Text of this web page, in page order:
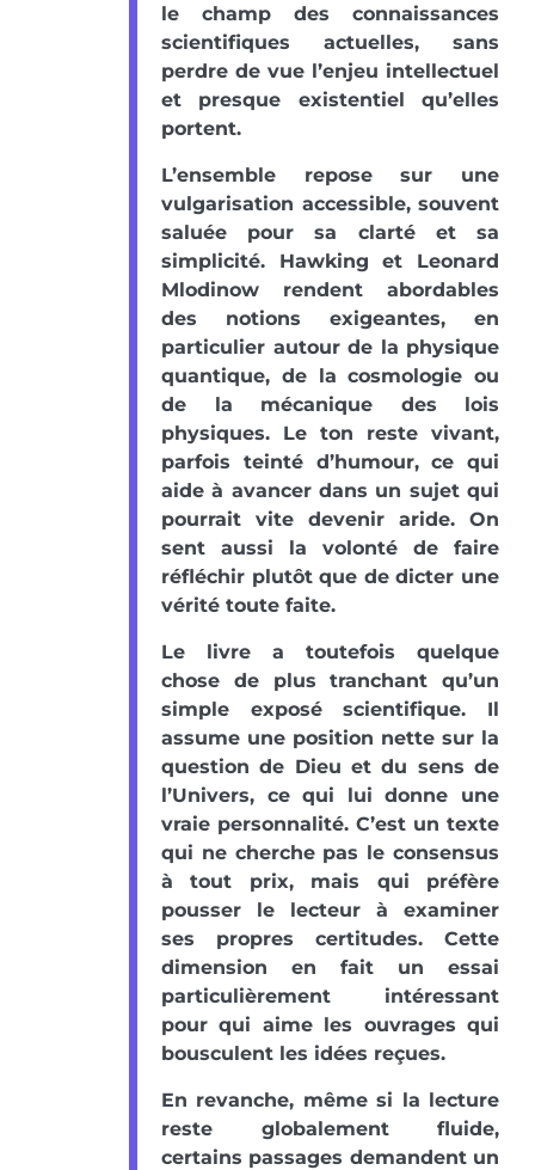
le champ des connaissances
scientifiques actuelles, sans
perdre de vue l’enjeu intellectuel
et presque existentiel qu’elles
portent.
L’ensemble repose sur une
vulgarisation accessible, souvent
saluée pour sa clarté et sa
simplicité. Hawking et Leonard
Mlodinow rendent abordables
des notions exigeantes, en
particulier autour de la physique
quantique, de la cosmologie ou
de la mécanique des lois
physiques. Le ton reste vivant,
parfois teinté d’humour, ce qui
aide à avancer dans un sujet qui
pourrait vite devenir aride. On
sent aussi la volonté de faire
réfléchir plutôt que de dicter une
vérité toute faite.
Le livre a toutefois quelque
chose de plus tranchant qu’un
simple exposé scientifique. Il
assume une position nette sur la
question de Dieu et du sens de
l’Univers, ce qui lui donne une
vraie personnalité. C’est un texte
qui ne cherche pas le consensus
à tout prix, mais qui préfère
pousser le lecteur à examiner
ses propres certitudes. Cette
dimension en fait un essai
particulièrement intéressant
pour qui aime les ouvrages qui
bousculent les idées reçues.
En revanche, même si la lecture
reste globalement fluide,
certains passages demandent un